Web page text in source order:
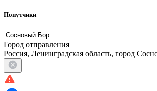
Попутчики
Город отправления
Россия, Ленинградская область, город